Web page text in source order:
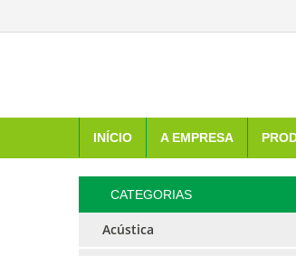
INÍCIO A EMPRESA
CATEGORIAS
Acústica